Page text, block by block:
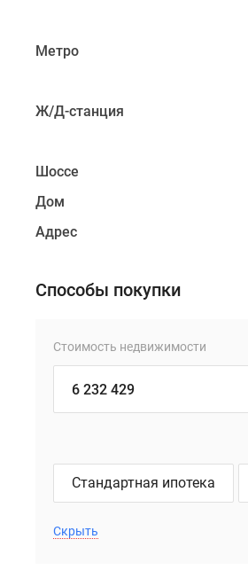
Метро
Ж/Д-станция
Шоссе
Дом
Адрес
Способы покупки
Стоимость недвижимости
Стандартная ипотека
Скрыть